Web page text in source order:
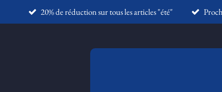
Passer
au
20% de réduction sur tous les articles "été"